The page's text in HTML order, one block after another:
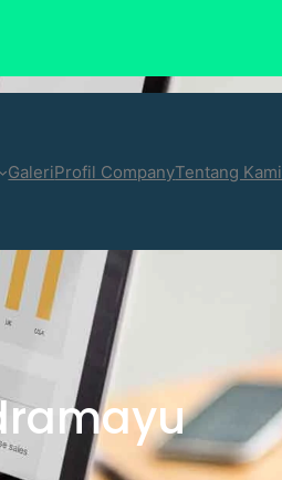
GaleriProfil CompanyTentang Kami